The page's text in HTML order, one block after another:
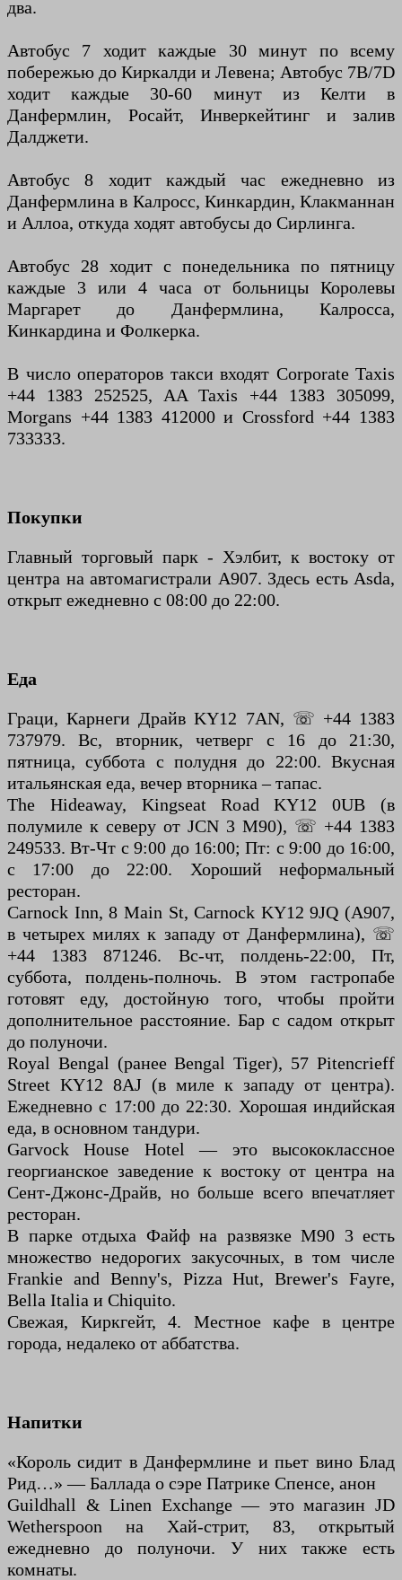
два.
Автобус 7 ходит каждые 30 минут по всему
побережью до Киркалди и Левена; Автобус 7B/7D
ходит каждые 30-60 минут из Келти в
Данфермлин, Росайт, Инверкейтинг и залив
Далджети.
Автобус 8 ходит каждый час ежедневно из
Данфермлина в Калросс, Кинкардин, Клакманнан
и Аллоа, откуда ходят автобусы до Сирлинга.
Автобус 28 ходит с понедельника по пятницу
каждые 3 или 4 часа от больницы Королевы
Маргарет до Данфермлина, Калросса,
Кинкардина и Фолкерка.
В число операторов такси входят Corporate Taxis
+44 1383 252525, AA Taxis +44 1383 305099,
Morgans +44 1383 412000 и Crossford +44 1383
733333.
Покупки
Главный торговый парк - Хэлбит, к востоку от
центра на автомагистрали A907. Здесь есть Asda,
открыт ежедневно с 08:00 до 22:00.
Еда
Граци, Карнеги Драйв KY12 7AN, ☏ +44 1383
737979. Вс, вторник, четверг с 16 до 21:30,
пятница, суббота с полудня до 22:00. Вкусная
итальянская еда, вечер вторника – тапас.
The Hideaway, Kingseat Road KY12 0UB (в
полумиле к северу от JCN 3 M90), ☏ +44 1383
249533. Вт-Чт с 9:00 до 16:00; Пт: с 9:00 до 16:00,
с 17:00 до 22:00. Хороший неформальный
ресторан.
Carnock Inn, 8 Main St, Carnock KY12 9JQ (A907,
в четырех милях к западу от Данфермлина), ☏
+44 1383 871246. Вс-чт, полдень-22:00, Пт,
суббота, полдень-полночь. В этом гастропабе
готовят еду, достойную того, чтобы пройти
дополнительное расстояние. Бар с садом открыт
до полуночи.
Royal Bengal (ранее Bengal Tiger), 57 Pitencrieff
Street KY12 8AJ (в миле к западу от центра).
Ежедневно с 17:00 до 22:30. Хорошая индийская
еда, в основном тандури.
Garvock House Hotel — это высококлассное
георгианское заведение к востоку от центра на
Сент-Джонс-Драйв, но больше всего впечатляет
ресторан.
В парке отдыха Файф на развязке М90 3 есть
множество недорогих закусочных, в том числе
Frankie and Benny's, Pizza Hut, Brewer's Fayre,
Bella Italia и Chiquito.
Свежая, Киркгейт, 4. Местное кафе в центре
города, недалеко от аббатства.
Напитки
«Король сидит в Данфермлине и пьет вино Блад
Рид…» — Баллада о сэре Патрике Спенсе, анон
Guildhall & Linen Exchange — это магазин JD
Wetherspoon на Хай-стрит, 83, открытый
ежедневно до полуночи. У них также есть
комнаты.